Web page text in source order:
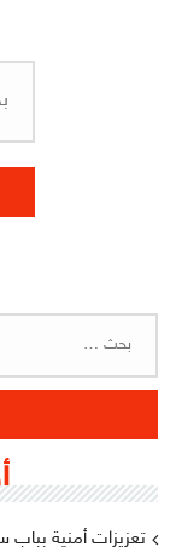
تعزيزات أمنية